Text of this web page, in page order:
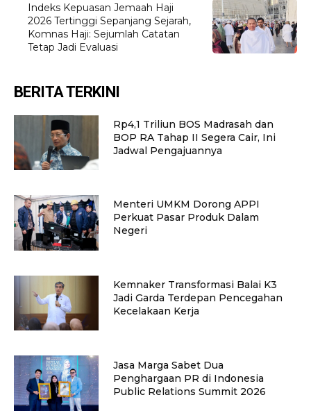
Indeks Kepuasan Jemaah Haji
2026 Tertinggi Sepanjang Sejarah,
Komnas Haji: Sejumlah Catatan
Tetap Jadi Evaluasi
BERITA TERKINI
Rp4,1 Triliun BOS Madrasah dan
BOP RA Tahap II Segera Cair, Ini
Jadwal Pengajuannya
Menteri UMKM Dorong APPI
Perkuat Pasar Produk Dalam
Negeri
Kemnaker Transformasi Balai K3
Jadi Garda Terdepan Pencegahan
Kecelakaan Kerja
Jasa Marga Sabet Dua
Penghargaan PR di Indonesia
Public Relations Summit 2026